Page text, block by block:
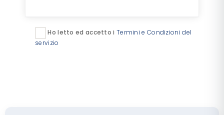
Ho letto ed accetto i Termini e Condizioni del
servizio